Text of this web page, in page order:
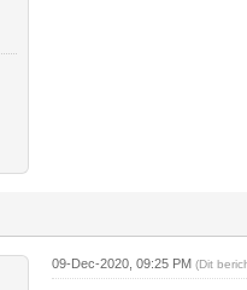
09-Dec-2020, 09:25 PM(Dit